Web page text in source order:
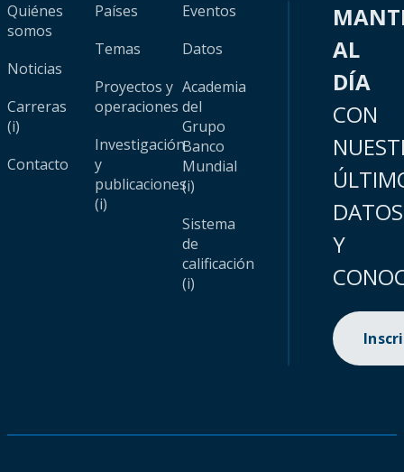
Quiénes
somos
Noticias
Carreras
(i)
Contacto
Países
Temas
Proyectos y
operaciones
Investigación
y
publicaciones
(i)
Eventos
Datos
Academia
del
Grupo
Banco
Mundial
(i)
Sistema
de
calificación
(i)
AL
DÍA
CON
DATOS
Y